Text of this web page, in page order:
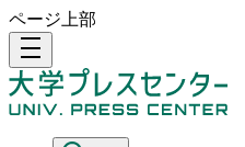
ページ上部
density_medium